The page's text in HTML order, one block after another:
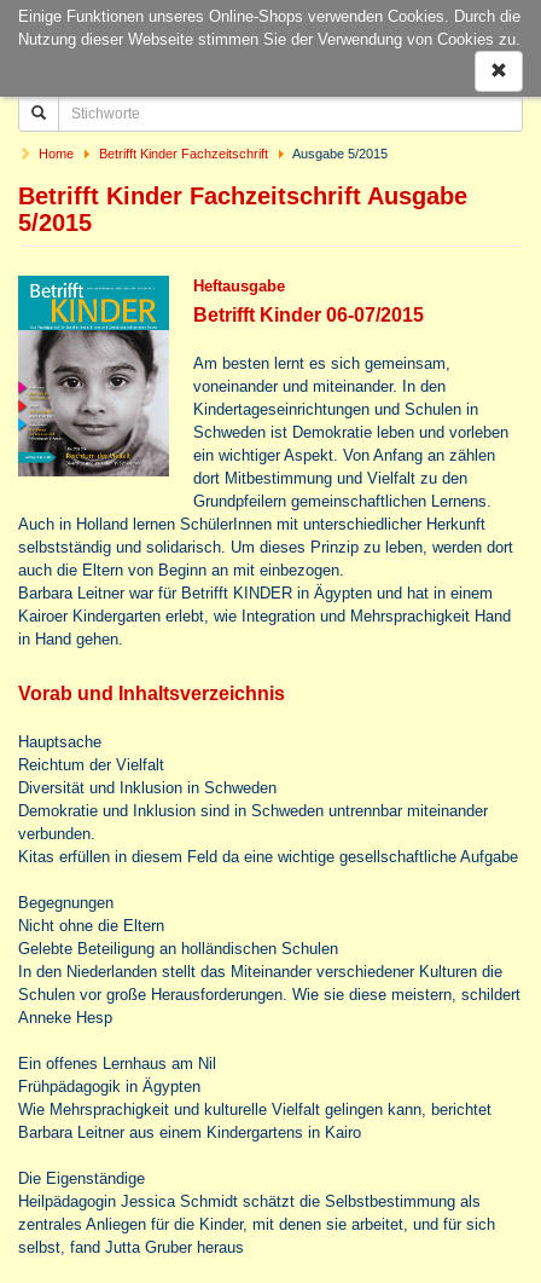
Einige Funktionen unseres Online-Shops verwenden Cookies. Durch die
Nutzung dieser Webseite stimmen Sie der Verwendung von Cookies zu.
ein-/
Home Betrifft Kinder Fachzeitschrift Ausgabe 5/2015
Betrifft Kinder Fachzeitschrift Ausgabe
5/2015
Heftausgabe
Betrifft Kinder 06-07/2015
Am besten lernt es sich gemeinsam,
voneinander und miteinander. In den
Kindertageseinrichtungen und Schulen in
Schweden ist Demokratie leben und vorleben
ein wichtiger Aspekt. Von Anfang an zählen
dort Mitbestimmung und Vielfalt zu den
Grundpfeilern gemeinschaftlichen Lernens.
Auch in Holland lernen SchülerInnen mit unterschiedlicher Herkunft
selbstständig und solidarisch. Um dieses Prinzip zu leben, werden dort
auch die Eltern von Beginn an mit einbezogen.
Barbara Leitner war für Betrifft KINDER in Ägypten und hat in einem
Kairoer Kindergarten erlebt, wie Integration und Mehrsprachigkeit Hand
in Hand gehen.
Vorab und Inhaltsverzeichnis
Hauptsache
Reichtum der Vielfalt
Diversität und Inklusion in Schweden
Demokratie und Inklusion sind in Schweden untrennbar miteinander
verbunden.
Kitas erfüllen in diesem Feld da eine wichtige gesellschaftliche Aufgabe
Begegnungen
Nicht ohne die Eltern
Gelebte Beteiligung an holländischen Schulen
In den Niederlanden stellt das Miteinander verschiedener Kulturen die
Schulen vor große Herausforderungen. Wie sie diese meistern, schildert
Anneke Hesp
Ein offenes Lernhaus am Nil
Frühpädagogik in Ägypten
Wie Mehrsprachigkeit und kulturelle Vielfalt gelingen kann, berichtet
Barbara Leitner aus einem Kindergartens in Kairo
Die Eigenständige
Heilpädagogin Jessica Schmidt schätzt die Selbstbestimmung als
zentrales Anliegen für die Kinder, mit denen sie arbeitet, und für sich
selbst, fand Jutta Gruber heraus